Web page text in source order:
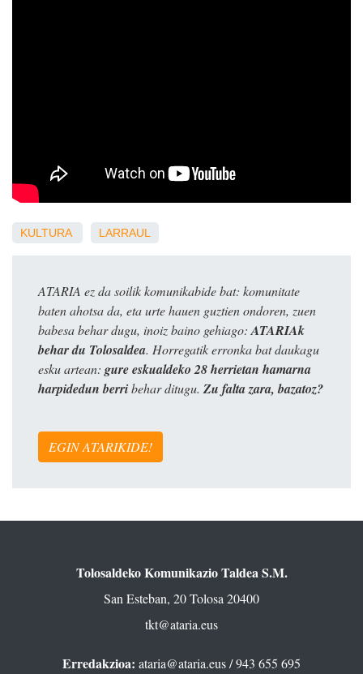
KULTURA LARRAUL
ATARIA ez da soilik komunikabide bat: komunitate
baten ahotsa da, eta urte hauen guztien ondoren, zuen
babesa behar dugu, inoiz baino gehiago: ATARIAk
behar du Tolosaldea. Horregatik erronka bat daukagu
esku artean: gure eskualdeko 28 herrietan hamarna
harpidedun berribehar ditugu. Zu falta zara, bazatoz?
EGIN ATARIKIDE!
Tolosaldeko Komunikazio Taldea S.M.
San Esteban, 20 Tolosa 20400
tkt@ataria.eus
Erredakzioa: ataria@ataria.eus/ 943 655 695